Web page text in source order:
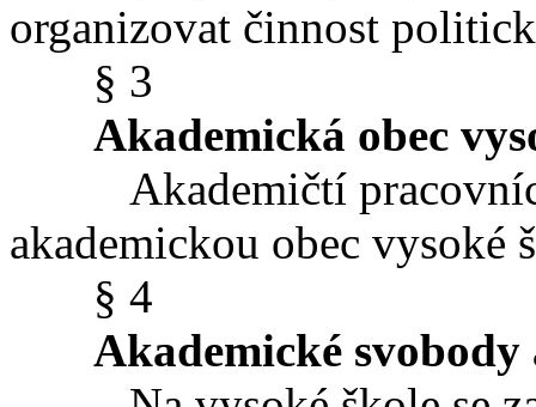
organizovat činnost
§ 3
Akademická obec
Akademičtí pracovníci
akademickou obec vysoké
§ 4
Akademické